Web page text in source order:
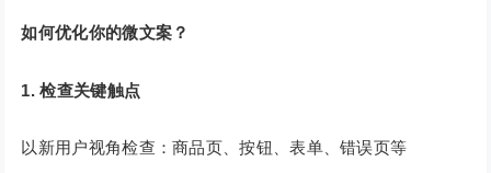
如何优化你的微文案？
1. 检查关键触点
以新用户视角检查：商品页、按钮、表单、错误页等